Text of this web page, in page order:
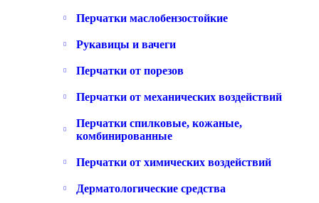
Перчатки маслобензостойкие
Рукавицы и вачеги
Перчатки от порезов
Перчатки от механических воздействий
Перчатки спилковые, кожаные,
комбинированные
Перчатки от химических воздействий
Дерматологические средства